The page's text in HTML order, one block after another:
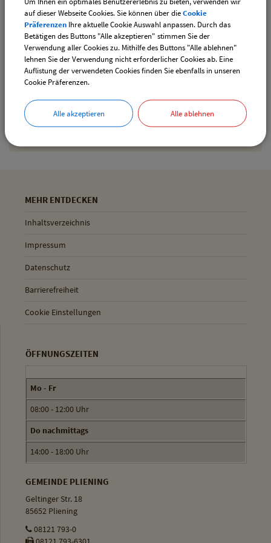
Gemeinde Pliening
Geltinger Str. 18
85652 Pliening
Drucken
MEHR ENTDECKEN
Inhaltsverzeichnis
Impressum
Datenschutz
Barrierefreiheit
Cookie Einstellungen
ÖFFNUNGSZEITEN
Mo - Fr
08:00 - 12:00 Uhr
Do nachmittags
14:00 - 18:00 Uhr
GEMEINDE PLIENING
Geltinger Str. 18
85652 Pliening
08121 793-0
auf dieser Webseite Cookies. Sie können über dieCookie
Präferenzen Ihre aktuelle Cookie Auswahl anpassen. Durch das
Betätigen des Buttons "Alle akzeptieren" stimmen Sie der
Verwendung aller Cookies zu. Mithilfe des Buttons "Alle ablehnen"
lehnen Sie der Verwendung nicht erforderlicher Cookies ab. Eine
Auflistung der verwendeten Cookies finden Sie ebenfalls in unseren
Cookie Präferenzen.
Alle akzeptieren Alle ablehnen